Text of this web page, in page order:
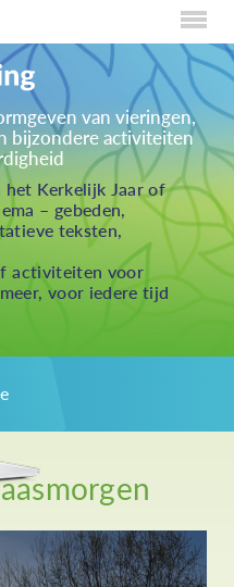
van vieringen,
bijzondere activiteiten
het Kerkelijk Jaar of
– gebeden,
teksten,
activiteiten voor
voor iedere tijd